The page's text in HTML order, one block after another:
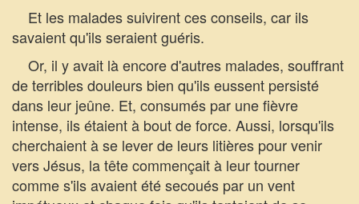
Et les malades suivirent ces conseils, car ils
savaient qu'ils seraient guéris.
Or, il y avait là encore d'autres malades, souffrant
de terribles douleurs bien qu'ils eussent persisté
dans leur jeûne. Et, consumés par une fièvre
intense, ils étaient à bout de force. Aussi, lorsqu'ils
cherchaient à se lever de leurs litières pour venir
vers Jésus, la tête commençait à leur tourner
comme s'ils avaient été secoués par un vent